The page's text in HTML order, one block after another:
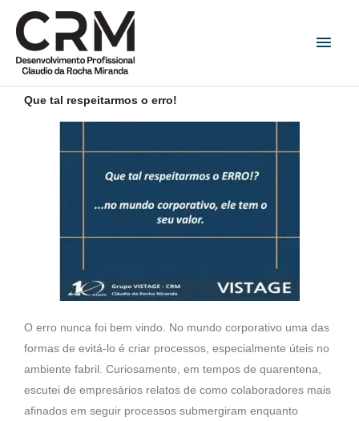
para
conteúdo
Que tal respeitarmos o erro!
O erro nunca foi bem vindo. No mundo corporativo uma das
formas de evitá-lo é criar processos, especialmente úteis no
ambiente fabril. Curiosamente, em tempos de quarentena,
escutei de empresários relatos de como colaboradores mais
afinados em seguir processos submergiram enquanto